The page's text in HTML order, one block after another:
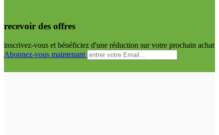
recevoir des offres
inscrivez-vous et bénéficiez d'une réduction sur votre prochain achat
Abonnez-vous maintenant